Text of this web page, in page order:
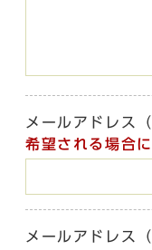
メールアドレス
希望される場合
メールアドレス